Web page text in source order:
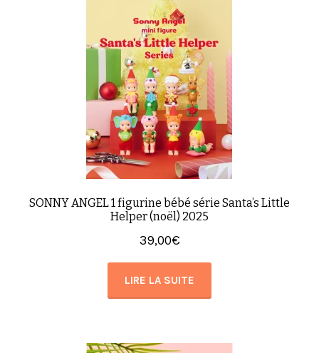
SONNY ANGEL 1 figurine bébé série Santa’s Little
Helper (noël) 2025
39,00€
LIRE LA SUITE